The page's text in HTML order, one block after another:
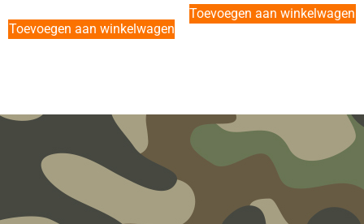
Toevoegen aan winkelwagen
Toevoegen aan winkelwagen